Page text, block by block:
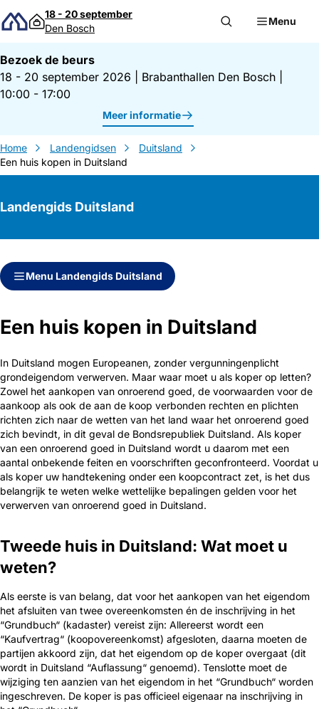
Direct naar inhoud
18 - 20 september
Den Bosch
Menu
Bezoek de beurs
18 - 20 september 2026
Brabanthallen Den Bosch
10:00 - 17:00
Meer informatie
Home Landengidsen
Duitsland
Een huis kopen in Duitsland
Landengids Duitsland
Direct naar inhoud
Direct naar zijbalk
Menu Landengids Duitsland
Een huis kopen in Duitsland
In Duitsland mogen Europeanen, zonder vergunningenplicht
grondeigendom verwerven. Maar waar moet u als koper op letten?
Zowel het aankopen van onroerend goed, de voorwaarden voor de
aankoop als ook de aan de koop verbonden rechten en plichten
richten zich naar de wetten van het land waar het onroerend goed
zich bevindt, in dit geval de Bondsrepubliek Duitsland. Als koper
van een onroerend goed in Duitsland wordt u daarom met een
aantal onbekende feiten en voorschriften geconfronteerd. Voordat u
als koper uw handtekening onder een koopcontract zet, is het dus
belangrijk te weten welke wettelijke bepalingen gelden voor het
verwerven van onroerend goed in Duitsland.
Tweede huis in Duitsland: Wat moet u
weten?
Als eerste is van belang, dat voor het aankopen van het eigendom
het afsluiten van twee overeenkomsten én de inschrijving in het
“Grundbuch“ (kadaster) vereist zijn: Allereerst wordt een
“Kaufvertrag“ (koopovereenkomst) afgesloten, daarna moeten de
partijen akkoord zijn, dat het eigendom op de koper overgaat (dit
wordt in Duitsland “Auflassung“ genoemd). Tenslotte moet de
wijziging ten aanzien van het eigendom in het “Grundbuch“ worden
ingeschreven. De koper is pas officieel eigenaar na inschrijving in